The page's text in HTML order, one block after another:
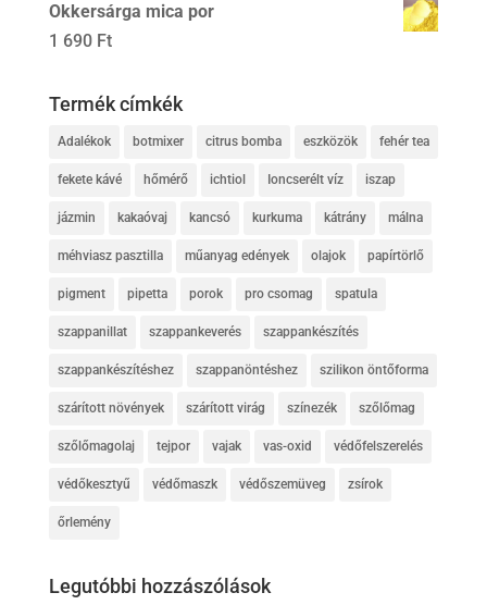
Okkersárga mica por
1 690 Ft
Termék címkék
Adalékok botmixer citrus bomba eszközök fehér tea
fekete kávé hőmérő ichtiol Ioncserélt víz iszap
jázmin kakaóvaj kancsó kurkuma kátrány málna
méhviasz pasztilla műanyag edények olajok papírtörlő
pigment pipetta porok pro csomag spatula
szappanillat szappankeverés szappankészítés
szappankészítéshez szappanöntéshez szilikon öntőforma
szárított növények szárított virág színezék szőlőmag
szőlőmagolaj tejpor vajak vas-oxid védőfelszerelés
védőkesztyű védőmaszk védőszemüveg zsírok
őrlemény
Legutóbbi hozzászólások